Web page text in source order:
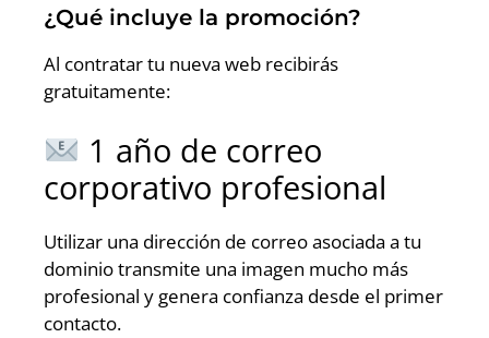
¿Qué incluye la promoción?
Al contratar tu nueva web recibirás
gratuitamente:
1 año de correo
corporativo profesional
Utilizar una dirección de correo asociada a tu
dominio transmite una imagen mucho más
profesional y genera confianza desde el primer
contacto.